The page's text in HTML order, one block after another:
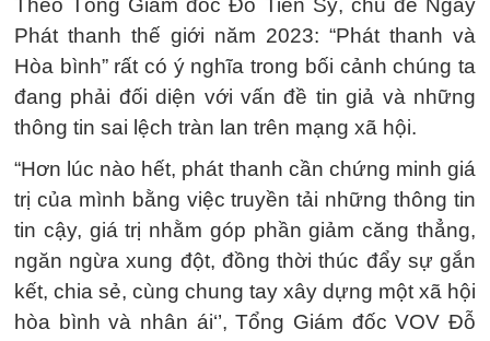
Theo Tổng Giám đốc Đỗ Tiến Sỹ, chủ đề Ngày
Phát thanh thế giới năm 2023: “Phát thanh và
Hòa bình” rất có ý nghĩa trong bối cảnh chúng ta
đang phải đối diện với vấn đề tin giả và những
thông tin sai lệch tràn lan trên mạng xã hội.
“Hơn lúc nào hết, phát thanh cần chứng minh giá
trị của mình bằng việc truyền tải những thông tin
tin cậy, giá trị nhằm góp phần giảm căng thẳng,
ngăn ngừa xung đột, đồng thời thúc đẩy sự gắn
kết, chia sẻ, cùng chung tay xây dựng một xã hội
hòa bình và nhân ái‘’, Tổng Giám đốc VOV Đỗ